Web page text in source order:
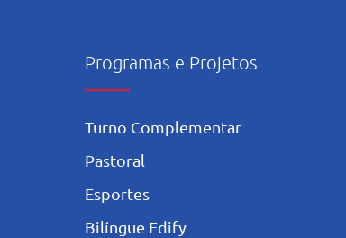
Programas e Projetos
Turno Complementar
Pastoral
Esportes
Bilíngue Edify